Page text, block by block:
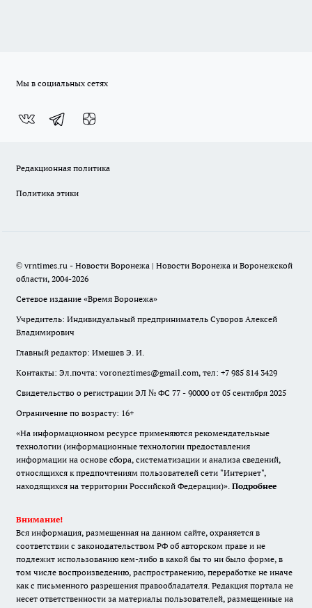
Мы в социальных сетях
Редакционная политика
Политика этики
© vrntimes.ru - Новости Воронежа | Новости Воронежа и Воронежской
области, 2004-2026
Сетевое издание «Время Воронежа»
Учредитель: Индивидуальный предприниматель Суворов Алексей
Владимирович
Главный редактор: Имешев Э. И.
Контакты: Эл.почта: voroneztimes@gmail.com, тел: +7 985 814 3429
Свидетельство о регистрации ЭЛ № ФС 77 - 90000 от 05 сентября 2025
Ограничение по возрасту: 16+
«На информационном ресурсе применяются рекомендательные
технологии (информационные технологии предоставления
информации на основе сбора, систематизации и анализа сведений,
относящихся к предпочтениям пользователей сети "Интернет",
находящихся на территории Российской Федерации)». Подробнее
Внимание!
Вся информация, размещенная на данном сайте, охраняется в
соответствии с законодательством РФ об авторском праве и не
подлежит использованию кем-либо в какой бы то ни было форме, в
том числе воспроизведению, распространению, переработке не иначе
как с письменного разрешения правообладателя. Редакция портала не
несет ответственности за материалы пользователей, размещенные на